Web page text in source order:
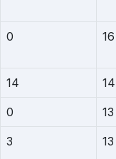
0 16
14 14
0 13
3 13